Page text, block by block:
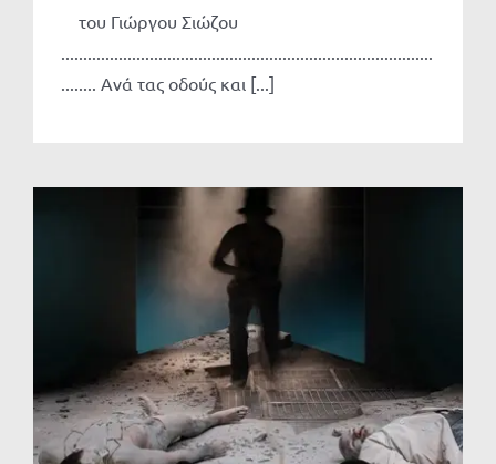
του Γιώργου Σιώζου
....................................................................................
........ Ανά τας οδούς και [...]